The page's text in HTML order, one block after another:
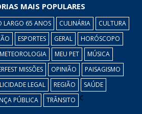
MAIS POPULARES
LARGO 65 ANOS CULINÁRIA
CULTURA
ESPORTES GERAL
HORÓSCOPO
METEOROLOGIA MEU PET
MÚSICA
MISSÕES OPINIÃO
PAISAGISMO
LEGAL REGIÃO
SAÚDE
PÚBLICA
TRÂNSITO c